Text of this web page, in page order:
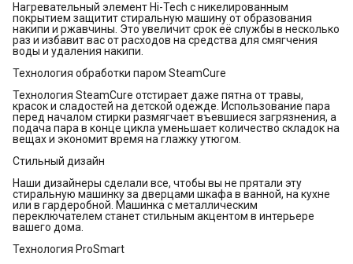
Нагревательный элемент Hi-Tech с никелированным
покрытием защитит стиральную машину от образования
накипи и ржавчины. Это увеличит срок её службы в несколько
раз и избавит вас от расходов на средства для смягчения
воды и удаления накипи.
Технология обработки паром SteamCure
Технология SteamCure отстирает даже пятна от травы,
красок и сладостей на детской одежде. Использование пара
перед началом стирки размягчает въевшиеся загрязнения, а
подача пара в конце цикла уменьшает количество складок на
вещах и экономит время на глажку утюгом.
Стильный дизайн
Наши дизайнеры сделали все, чтобы вы не прятали эту
стиральную машинку за дверцами шкафа в ванной, на кухне
или в гардеробной. Машинка с металлическим
переключателем станет стильным акцентом в интерьере
вашего дома.
Технология ProSmart